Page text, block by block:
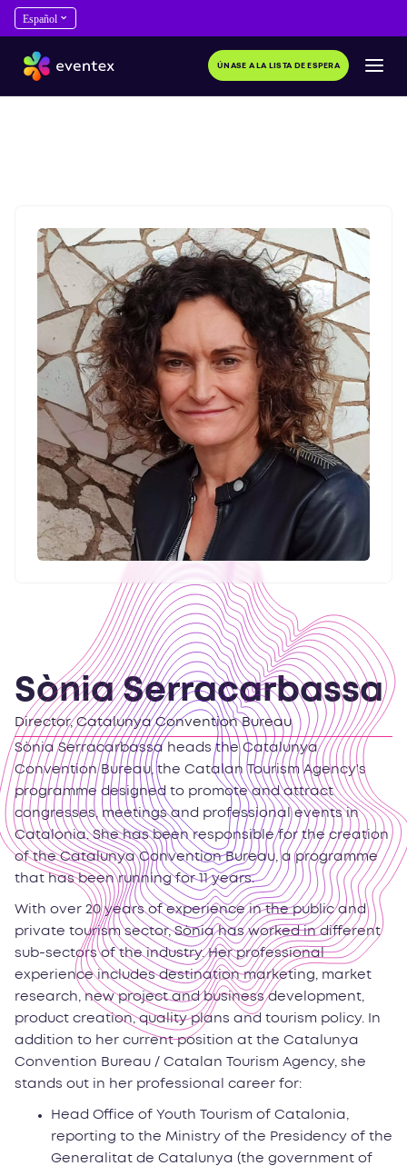
ÚNASE A LA LISTA DE ESPERA
Sònia Serracarbassa
Director, Catalunya Convention Bureau
Sònia Serracarbassa heads the Catalunya
Convention Bureau, the Catalan Tourism Agency's
programme designed to promote and attract
congresses, meetings and professional events in
Catalonia. She has been responsible for the creation
of the Catalunya Convention Bureau, a programme
that has been running for 11 years.
With over 20 years of experience in the public and
private tourism sector, Sònia has worked in different
sub-sectors of the industry. Her professional
experience includes destination marketing, market
research, new project and business development,
product creation, quality plans and tourism policy. In
addition to her current position at the Catalunya
Convention Bureau / Catalan Tourism Agency, she
stands out in her professional career for:
Head Office of Youth Tourism of Catalonia,
reporting to the Ministry of the Presidency of the
Generalitat de Catalunya (the government of